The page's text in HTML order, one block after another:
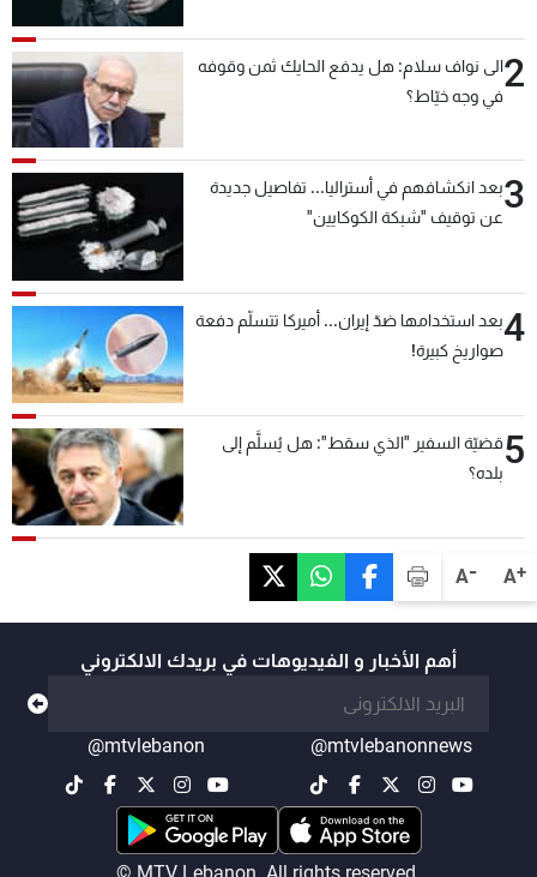
A+
A-
2الى نواف سلام: هل يدفع الحايك ثمن وقوفه
في وجه خيّاط؟
3بعد انكشافهم في أستراليا... تفاصيل جديدة
عن توقيف "شبكة الكوكايين"
4بعد استخدامها ضدّ إيران... أميركا تتسلّم دفعة
صواريخ كبيرة!
5قضيّة السفير "الذي سقط": هل يُسلَّم إلى
بلده؟
أهم الأخبار و الفيديوهات في بريدك الالكتروني
@mtvlebanonnews
@mtvlebanon